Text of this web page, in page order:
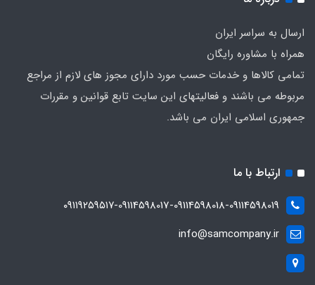
ارسال به سراسر ایران
همراه با مشاوره رایگان
تمامی کالاها و خدمات حسب مورد دارای مجوز های لازم از مراجع
مربوطه می باشند و فعالیتهای این سایت تابع قوانین و مقررات
جمهوری اسلامی ایران می باشد.
ارتباط با ما
۰۹۱۱۹۲۵۹۵۱۷-09114598017-09114598018-09114598019
info@samcompany.ir